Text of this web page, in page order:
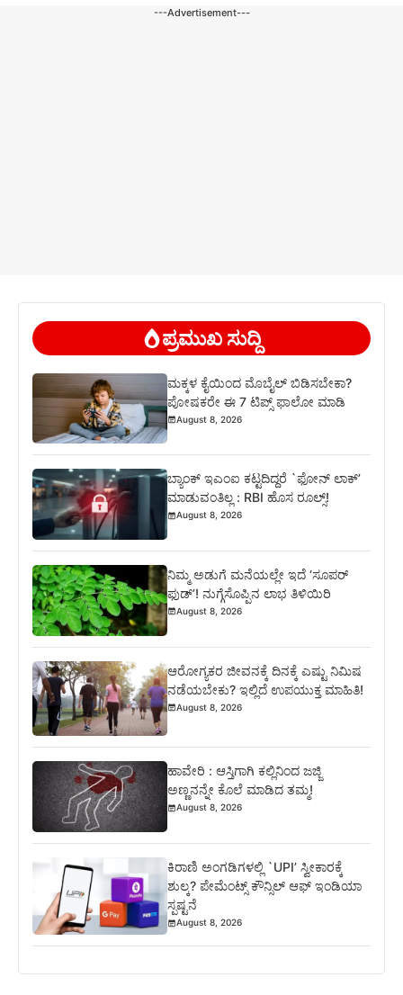
---Advertisement---
ಪ್ರಮುಖ ಸುದ್ದಿ
ಮಕ್ಕಳ ಕೈಯಿಂದ ಮೊಬೈಲ್ ಬಿಡಿಸಬೇಕಾ?
ಪೋಷಕರೇ ಈ 7 ಟಿಪ್ಸ್ ಫಾಲೋ ಮಾಡಿ
August 8, 2026
ಬ್ಯಾಂಕ್ ಇಎಂಐ ಕಟ್ಟದಿದ್ದರೆ `ಫೋನ್ ಲಾಕ್’
ಮಾಡುವಂತಿಲ್ಲ : RBI ಹೊಸ ರೂಲ್ಸ್!
August 8, 2026
ನಿಮ್ಮ ಅಡುಗೆ ಮನೆಯಲ್ಲೇ ಇದೆ ‘ಸೂಪರ್
ಫುಡ್’! ನುಗ್ಗೆಸೊಪ್ಪಿನ ಲಾಭ ತಿಳಿಯಿರಿ
August 8, 2026
ಆರೋಗ್ಯಕರ ಜೀವನಕ್ಕೆ ದಿನಕ್ಕೆ ಎಷ್ಟು ನಿಮಿಷ
ನಡೆಯಬೇಕು? ಇಲ್ಲಿದೆ ಉಪಯುಕ್ತ ಮಾಹಿತಿ!
August 8, 2026
ಹಾವೇರಿ : ಆಸ್ತಿಗಾಗಿ ಕಲ್ಲಿನಿಂದ ಜಜ್ಜಿ
ಅಣ್ಣನನ್ನೇ ಕೊಲೆ ಮಾಡಿದ ತಮ್ಮ!
August 8, 2026
ಕಿರಾಣಿ ಅಂಗಡಿಗಳಲ್ಲಿ `UPI’ ಸ್ವೀಕಾರಕ್ಕೆ
ಶುಲ್ಕ? ಪೇಮೆಂಟ್ಸ್ ಕೌನ್ಸಿಲ್ ಆಫ್ ಇಂಡಿಯಾ
ಸ್ಪಷ್ಟನೆ
August 8, 2026